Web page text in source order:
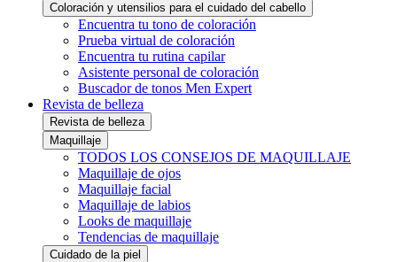
Coloración y utensilios para el cuidado del cabello
Encuentra tu tono de coloración
Prueba virtual de coloración
Encuentra tu rutina capilar
Asistente personal de coloración
Buscador de tonos Men Expert
Revista de belleza
Revista de belleza
Maquillaje
TODOS LOS CONSEJOS DE MAQUILLAJE
Maquillaje de ojos
Maquillaje facial
Maquillaje de labios
Looks de maquillaje
Tendencias de maquillaje
Cuidado de la piel